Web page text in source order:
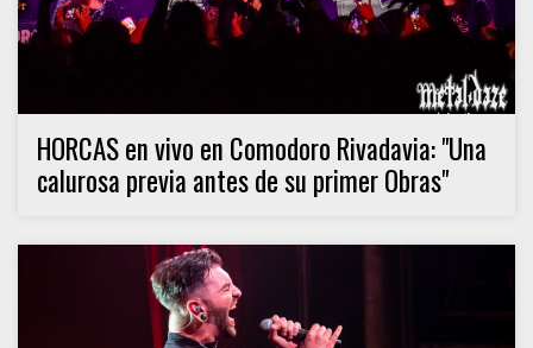
HORCAS en vivo en Comodoro Rivadavia: "Una
calurosa previa antes de su primer Obras"